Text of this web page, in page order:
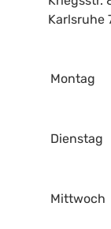
Karlsruhe
Montag
Dienstag
Mittwoch